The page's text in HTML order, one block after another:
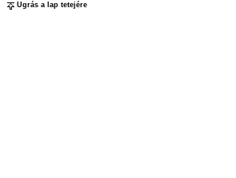
Ugrás a lap tetejére